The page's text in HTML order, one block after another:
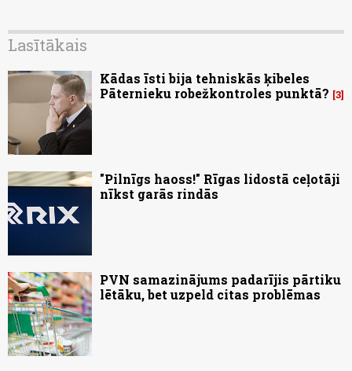
Lasītākais
Kādas īsti bija tehniskās ķibeles
Pāternieku robežkontroles punktā? 3
"Pilnīgs haoss!" Rīgas lidostā ceļotāji
nīkst garās rindās
PVN samazinājums padarījis pārtiku
lētāku, bet uzpeld citas problēmas